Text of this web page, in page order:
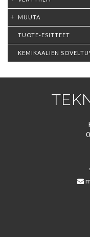
MUUTA
TUOTE-ESITTEET
KEMIKAALIEN